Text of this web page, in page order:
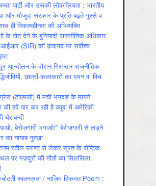
पार्टी और उसकी लोकप्रियता : भारतीय
और मौजूदा सरकार के प्रति बढ़ते गुस्‍से व
ही विकल्‍पहीनता की अभिव्‍यक्ति
के वोट देने के बुनियादी राजनीतिक अधिकार
(SIR) की क़वायद पर सर्वोच्च
आन्दोलन के दौरान गिरफ़्तार राजनीतिक
छात्रों-कलाकारों का दमन व ‘विच
(टीएमसी) में मची भगदड़ के मायने
की हदें पार कर रही है क्यूबा में अमेरिकी
घेराबन्दी
बेरोज़गारी भगाओ!” बेरोज़गारी से लड़ने
का नायाब नुस्ख़ा
स्टील प्लाण्ट से लेकर सूरत के सेप्टिक
पर मज़दूरों की मौतों का सिलसिला
स्वतन्त्रता / नाज़िम हिकमत Poem :